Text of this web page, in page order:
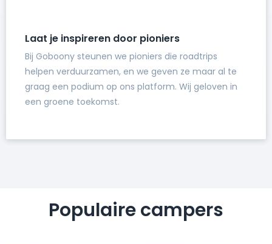
Laat je inspireren door pioniers
Bij Goboony steunen we pioniers die roadtrips
helpen verduurzamen, en we geven ze maar al te
graag een podium op ons platform. Wij geloven in
een groene toekomst.
Populaire campers